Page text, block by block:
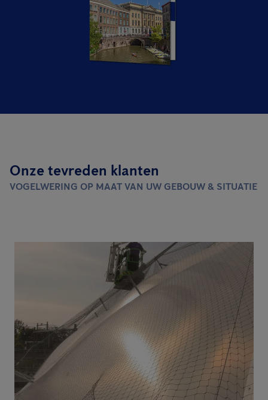
Onze tevreden klanten
VOGELWERING OP MAAT VAN UW GEBOUW & SITUATIE